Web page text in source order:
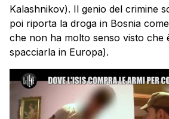
Kalashnikov). Il genio del crimine
poi riporta la droga in Bosnia
che non ha molto senso visto che
spacciarla in Europa).